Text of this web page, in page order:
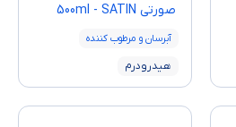
صورتی 500ml - SATIN
آبرسان و مرطوب کننده
هیدرودرم